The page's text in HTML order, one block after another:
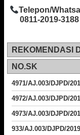
Telepon/
0811-2019-3188
REKOMENDASI
NO.SK
4971/AJ.003/DJPD/
4972/AJ.003/DJPD/
4973/AJ.003/DJPD/
933/AJ.003/DJPD/